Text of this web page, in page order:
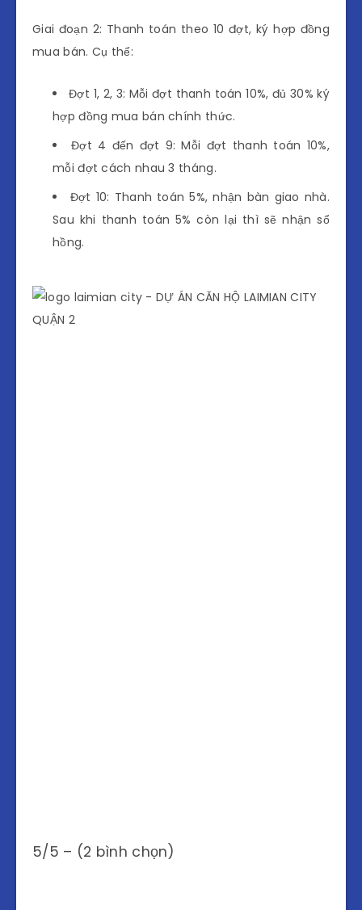
Giai đoạn 2: Thanh toán theo 10 đợt, ký hợp đồng
mua bán. Cụ thể:
Đợt 1, 2, 3: Mỗi đợt thanh toán 10%, đủ 30% ký
hợp đồng mua bán chính thức.
Đợt 4 đến đợt 9: Mỗi đợt thanh toán 10%,
mỗi đợt cách nhau 3 tháng.
Đợt 10: Thanh toán 5%, nhận bàn giao nhà.
Sau khi thanh toán 5% còn lại thì sẽ nhận sổ
hồng.
5/5 – (2 bình chọn)